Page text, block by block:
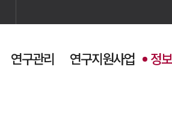
연구관리 연구지원사업 정
검색사이트맵